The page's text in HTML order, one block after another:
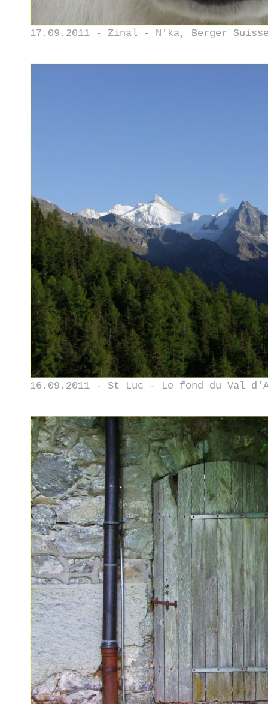
17.09.2011 - Zinal - N'ka, Berger
16.09.2011 - St Luc - Le fond du Val